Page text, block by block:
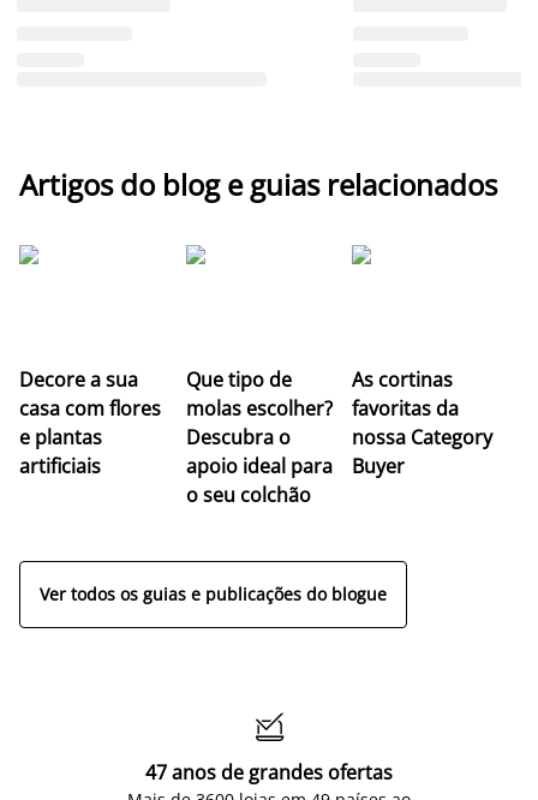
Artigos do blog e guias relacionados
Decore a sua
casa com flores
e plantas
artificiais
Que tipo de
molas escolher?
Descubra o
apoio ideal para
o seu colchão
As cortinas
favoritas da
nossa Category
Buyer
Ver todos os guias e publicações do blogue

47 anos de grandes ofertas